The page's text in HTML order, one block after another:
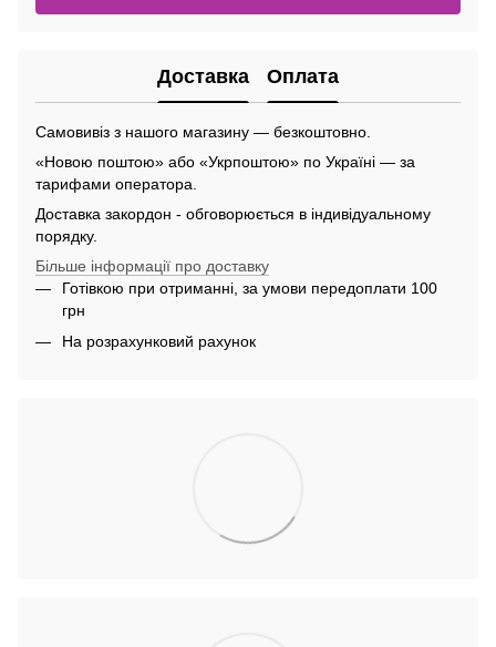
Доставка Оплата
Самовивіз з нашого магазину — безкоштовно.
«Новою поштою» або «Укрпоштою» по Україні — за
тарифами оператора.
Доставка закордон - обговорюється в індивідуальному
порядку.
Більше інформації про доставку
Готівкою при отриманні, за умови передоплати 100
грн
На розрахунковий рахунок